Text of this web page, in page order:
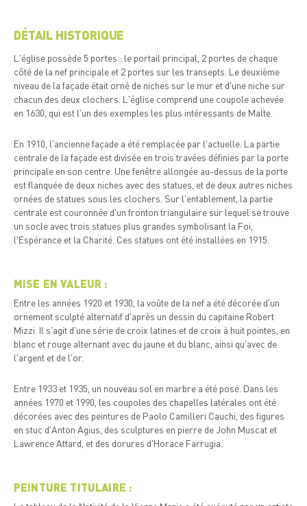
DÉTAIL HISTORIQUE
L'église possède 5 portes : le portail principal, 2 portes de chaque
côté de la nef principale et 2 portes sur les transepts. Le deuxième
niveau de la façade était orné de niches sur le mur et d'une niche sur
chacun des deux clochers. L'église comprend une coupole achevée
en 1630, qui est l'un des exemples les plus intéressants de Malte.
En 1910, l'ancienne façade a été remplacée par l'actuelle. La partie
centrale de la façade est divisée en trois travées définies par la porte
principale en son centre. Une fenêtre allongée au-dessus de la porte
est flanquée de deux niches avec des statues, et de deux autres niches
ornées de statues sous les clochers. Sur l'entablement, la partie
centrale est couronnée d'un fronton triangulaire sur lequel se trouve
un socle avec trois statues plus grandes symbolisant la Foi,
l'Espérance et la Charité. Ces statues ont été installées en 1915.
MISE EN VALEUR :
Entre les années 1920 et 1930, la voûte de la nef a été décorée d'un
ornement sculpté alternatif d'après un dessin du capitaine Robert
Mizzi. Il s'agit d'une série de croix latines et de croix à huit pointes, en
blanc et rouge alternant avec du jaune et du blanc, ainsi qu'avec de
l'argent et de l'or.
Entre 1933 et 1935, un nouveau sol en marbre a été posé. Dans les
années 1970 et 1990, les coupoles des chapelles latérales ont été
décorées avec des peintures de Paolo Camilleri Cauchi, des figures
en stuc d'Anton Agius, des sculptures en pierre de John Muscat et
Lawrence Attard, et des dorures d'Horace Farrugia.
PEINTURE TITULAIRE :